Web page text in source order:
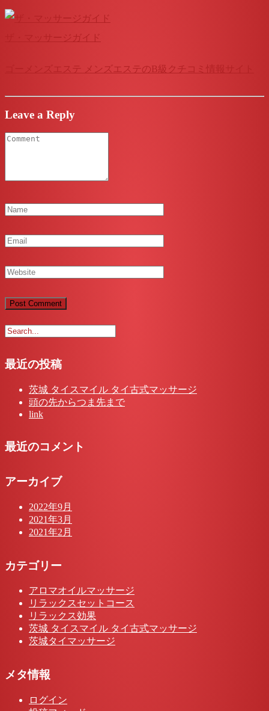
ザ・マッサージガイド
ゴーメンズエステ メンズエステのB級クチコミ情報サイト
Leave a Reply
最近の投稿
茨城 タイスマイル タイ古式マッサージ
頭の先からつま先まで
link
最近のコメント
アーカイブ
2022年9月
2021年3月
2021年2月
カテゴリー
アロマオイルマッサージ
リラックスセットコース
リラックス効果
茨城 タイスマイル タイ古式マッサージ
茨城タイマッサージ
メタ情報
ログイン